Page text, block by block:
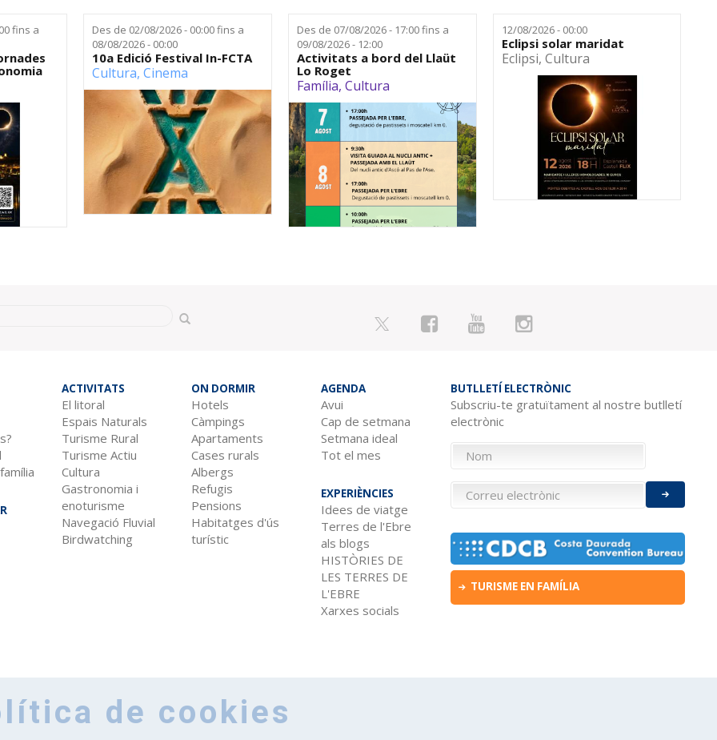
fins a Des de 02/08/2026 - 00:00fins a
08/08/2026 - 00:00
10a Edició Festival In-FCTA
Cultura,Cinema
Des de 07/08/2026 - 17:00fins a
09/08/2026 - 12:00
Activitats a bord del Llaüt
Lo Roget
Família,Cultura
12/08/2026 - 00:00
Eclipsi solar maridat
Eclipsi,Cultura
ACTIVITATS
El litoral
Espais Naturals
Turisme Rural
Turisme Actiu
Cultura
Gastronomia i
enoturisme
Navegació Fluvial
Birdwatching
ON DORMIR
Hotels
Càmpings
Apartaments
Cases rurals
Albergs
Refugis
Pensions
Habitatges d'ús
turístic
AGENDA
Avui
Cap de setmana
Setmana ideal
Tot el mes
EXPERIÈNCIES
Idees de viatge
Terres de l'Ebre
als blogs
HISTÒRIES DE
LES TERRES DE
L'EBRE
Xarxes socials
BUTLLETÍ ELECTRÒNIC
Subscriu-te gratuïtament al nostre butlletí
electrònic
TURISME EN FAMÍLIA
de cookies